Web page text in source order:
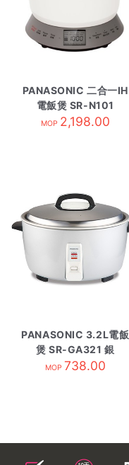
PANASONIC 二合一IH
電飯煲 SR-N101
MOP 2,198.00
PANASONIC 3.2L電飯
煲 SR-GA321 銀
MOP 738.00